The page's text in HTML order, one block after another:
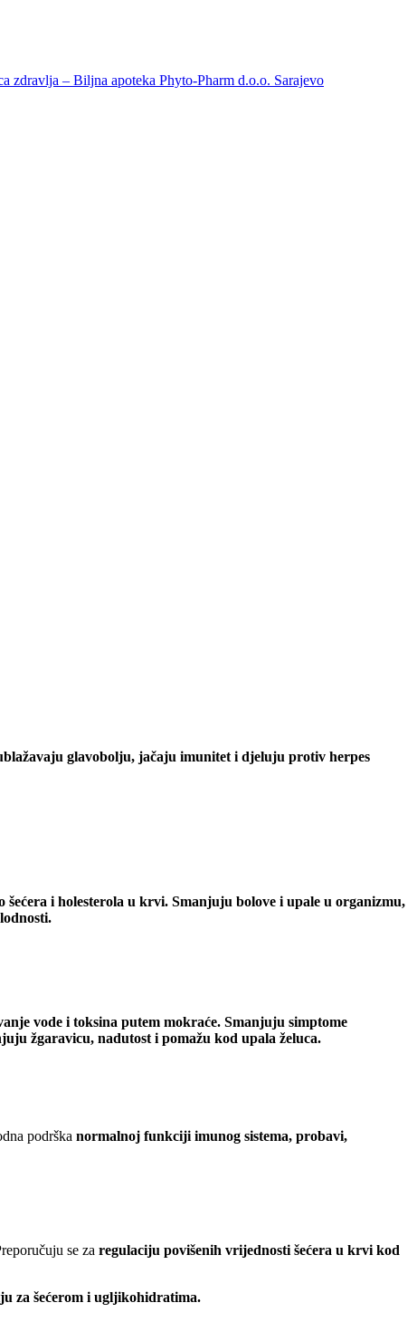
glavobolju, jačaju imunitet i djeluju protiv herpes
i holesterola u krvi. Smanjuju bolove i upale u organizmu,
vode i toksina putem mokraće. Smanjuju simptome
žgaravicu, nadutost i pomažu kod upala želuca.
podrška normalnoj funkciji imunog sistema, probavi,
se za regulaciju povišenih vrijednosti šećera u krvi kod
za šećerom i ugljikohidratima.